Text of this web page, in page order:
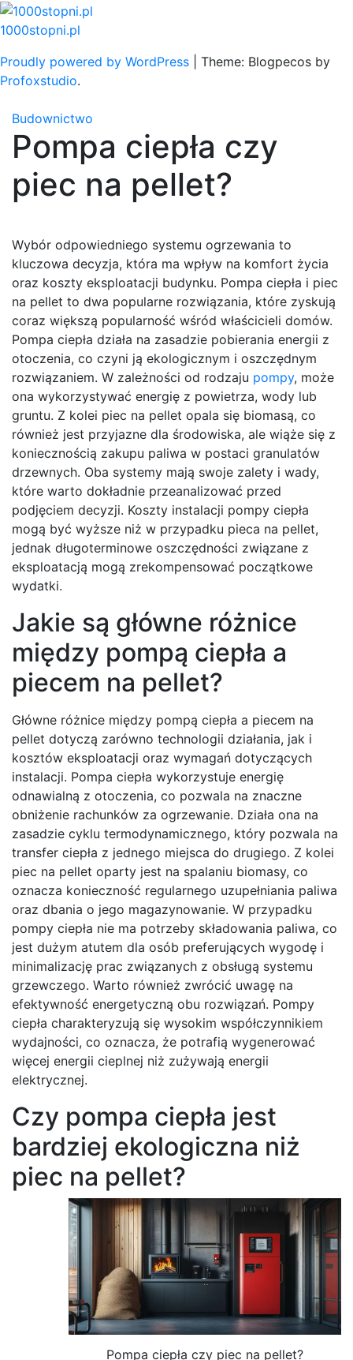
Skip
to
1000stopni.pl
Proudly powered by WordPress
Theme: Blogpecos by
Profoxstudio.
Budownictwo
Pompa ciepła czy
piec na pellet?
Wybór odpowiedniego systemu ogrzewania to
kluczowa decyzja, która ma wpływ na komfort życia
oraz koszty eksploatacji budynku. Pompa ciepła i piec
na pellet to dwa popularne rozwiązania, które zyskują
coraz większą popularność wśród właścicieli domów.
Pompa ciepła działa na zasadzie pobierania energii z
otoczenia, co czyni ją ekologicznym i oszczędnym
rozwiązaniem. W zależności od rodzaju pompy, może
ona wykorzystywać energię z powietrza, wody lub
gruntu. Z kolei piec na pellet opala się biomasą, co
również jest przyjazne dla środowiska, ale wiąże się z
koniecznością zakupu paliwa w postaci granulatów
drzewnych. Oba systemy mają swoje zalety i wady,
które warto dokładnie przeanalizować przed
podjęciem decyzji. Koszty instalacji pompy ciepła
mogą być wyższe niż w przypadku pieca na pellet,
jednak długoterminowe oszczędności związane z
eksploatacją mogą zrekompensować początkowe
wydatki.
Jakie są główne różnice
między pompą ciepła a
piecem na pellet?
Główne różnice między pompą ciepła a piecem na
pellet dotyczą zarówno technologii działania, jak i
kosztów eksploatacji oraz wymagań dotyczących
instalacji. Pompa ciepła wykorzystuje energię
odnawialną z otoczenia, co pozwala na znaczne
obniżenie rachunków za ogrzewanie. Działa ona na
zasadzie cyklu termodynamicznego, który pozwala na
transfer ciepła z jednego miejsca do drugiego. Z kolei
piec na pellet oparty jest na spalaniu biomasy, co
oznacza konieczność regularnego uzupełniania paliwa
oraz dbania o jego magazynowanie. W przypadku
pompy ciepła nie ma potrzeby składowania paliwa, co
jest dużym atutem dla osób preferujących wygodę i
minimalizację prac związanych z obsługą systemu
grzewczego. Warto również zwrócić uwagę na
efektywność energetyczną obu rozwiązań. Pompy
ciepła charakteryzują się wysokim współczynnikiem
wydajności, co oznacza, że potrafią wygenerować
więcej energii cieplnej niż zużywają energii
elektrycznej.
Czy pompa ciepła jest
bardziej ekologiczna niż
piec na pellet?
Pompa ciepła czy piec na pellet?